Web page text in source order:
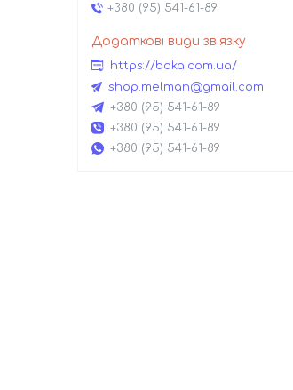
+380 (95) 541-61-89
https://boka.com.ua/
shop.melman@gmail.com
+380 (95) 541-61-89
+380 (95) 541-61-89
+380 (95) 541-61-89